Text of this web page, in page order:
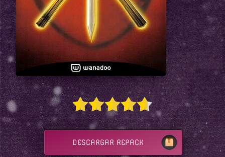
DESCARGAR REPACK